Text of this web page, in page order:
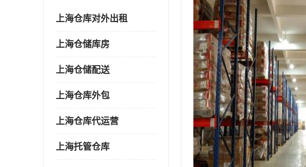
上海仓库对外出租
上海仓储库房
上海仓储配送
上海仓库外包
上海仓库代运营
上海托管仓库